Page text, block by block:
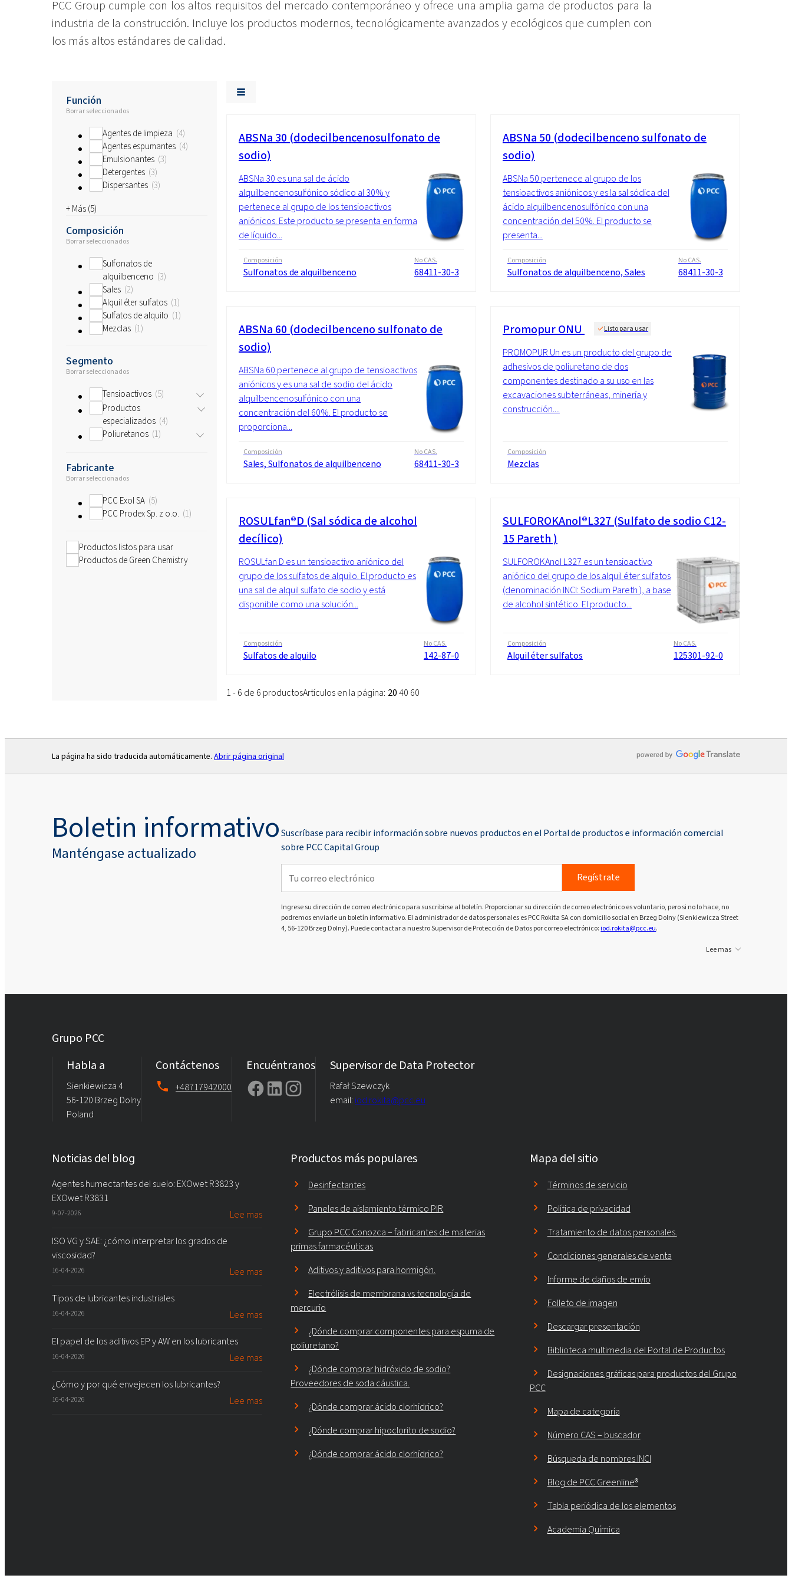
PCC Group cumple con los altos requisitos del mercado contemporáneo y ofrece una amplia gama de productos para la
industria de la construcción. Incluye los productos modernos, tecnológicamente avanzados y ecológicos que cumplen con
los más altos estándares de calidad.
Función
Borrar seleccionados
Agentes de limpieza 4
Agentes espumantes 4
Emulsionantes 3
Detergentes 3
Dispersantes 3
+ Más (5)
Composición
Borrar seleccionados
Sulfonatos de
alquilbenceno 3
Sales 2
Alquil éter sulfatos 1
Sulfatos de alquilo 1
Mezclas 1
Segmento
Borrar seleccionados
Tensioactivos 5
Productos
especializados 4
Poliuretanos 1
Fabricante
Borrar seleccionados
PCC Exol SA 5
PCC Prodex Sp. z o.o. 1
Productos listos para usar
Productos de Green Chemistry
ABSNa 30 (dodecilbencenosulfonato de
sodio)
ABSNa 30 es una sal de ácido
alquilbencenosulfónico sódico al 30% y
pertenece al grupo de los tensioactivos
aniónicos. Este producto se presenta en forma
de líquido...
Composición
Sulfonatos de alquilbenceno
No CAS.
68411-30-3
ABSNa 50 (dodecilbenceno sulfonato de
sodio)
ABSNa 50 pertenece al grupo de los
tensioactivos aniónicos y es la sal sódica del
ácido alquilbencenosulfónico con una
concentración del 50%. El producto se
presenta...
Composición
Sulfonatos de alquilbenceno, Sales
No CAS.
68411-30-3
ABSNa 60 (dodecilbenceno sulfonato de
sodio)
ABSNa 60 pertenece al grupo de tensioactivos
aniónicos y es una sal de sodio del ácido
alquilbencenosulfónico con una
concentración del 60%. El producto se
proporciona...
Composición
Sales, Sulfonatos de alquilbenceno
No CAS.
68411-30-3
Promopur ONU Listo para usar
PROMOPUR Un es un producto del grupo de
adhesivos de poliuretano de dos
componentes destinado a su uso en las
excavaciones subterráneas, minería y
construcción....
Composición
Mezclas
ROSULfan®D (Sal sódica de alcohol
decílico)
ROSULfan D es un tensioactivo aniónico del
grupo de los sulfatos de alquilo. El producto es
una sal de alquil sulfato de sodio y está
disponible como una solución...
Composición
Sulfatos de alquilo
No CAS.
142-87-0
SULFOROKAnol®L327 (Sulfato de sodio C12-
15 Pareth )
SULFOROKAnol L327 es un tensioactivo
aniónico del grupo de los alquil éter sulfatos
(denominación INCI: Sodium Pareth ), a base
de alcohol sintético. El producto...
Composición
Alquil éter sulfatos
No CAS.
125301-92-0
1 - 6 de 6 productosArtículos en la página: 2040 60
La página ha sido traducida automáticamente. Abrir página original
Boletin informativo
Manténgase actualizado
Suscríbase para recibir información sobre nuevos productos en el Portal de productos e información comercial
sobre PCC Capital Group
Regístrate
Ingrese su dirección de correo electrónico para suscribirse al boletín. Proporcionar su dirección de correo electrónico es voluntario, pero si no lo hace, no
podremos enviarle un boletín informativo. El administrador de datos personales es PCC Rokita SA con domicilio social en Brzeg Dolny (Sienkiewicza Street
4, 56-120 Brzeg Dolny). Puede contactar a nuestro Supervisor de Protección de Datos por correo electrónico:iod.rokita@pcc.eu.
Lee mas
Grupo PCC
Habla a
Sienkiewicza 4
56-120 Brzeg Dolny
Poland
Contáctenos
+48717942000
Encuéntranos Supervisor de Data Protector
Rafał Szewczyk
email: iod.rokita@pcc.eu
Noticias del blog
Agentes humectantes del suelo: EXOwet R3823 y
EXOwet R3831
9-07-2026 Lee mas
ISO VG y SAE: ¿cómo interpretar los grados de
viscosidad?
16-04-2026 Lee mas
Tipos de lubricantes industriales
16-04-2026 Lee mas
El papel de los aditivos EP y AW en los lubricantes
16-04-2026 Lee mas
¿Cómo y por qué envejecen los lubricantes?
16-04-2026 Lee mas
Productos más populares
Desinfectantes
Paneles de aislamiento térmico PIR
Grupo PCC Conozca – fabricantes de materias
primas farmacéuticas
Aditivos y aditivos para hormigón.
Electrólisis de membrana vs tecnología de
mercurio
¿Dónde comprar componentes para espuma de
poliuretano?
¿Dónde comprar hidróxido de sodio?
Proveedores de soda cáustica.
¿Dónde comprar ácido clorhídrico?
¿Dónde comprar hipoclorito de sodio?
¿Dónde comprar ácido clorhídrico?
Mapa del sitio
Términos de servicio
Política de privacidad
Tratamiento de datos personales.
Condiciones generales de venta
Informe de daños de envío
Folleto de imagen
Descargar presentación
Biblioteca multimedia del Portal de Productos
Designaciones gráficas para productos del Grupo
PCC
Mapa de categoría
Número CAS – buscador
Búsqueda de nombres INCI
Blog de PCC Greenline®
Tabla periódica de los elementos
Academia Química